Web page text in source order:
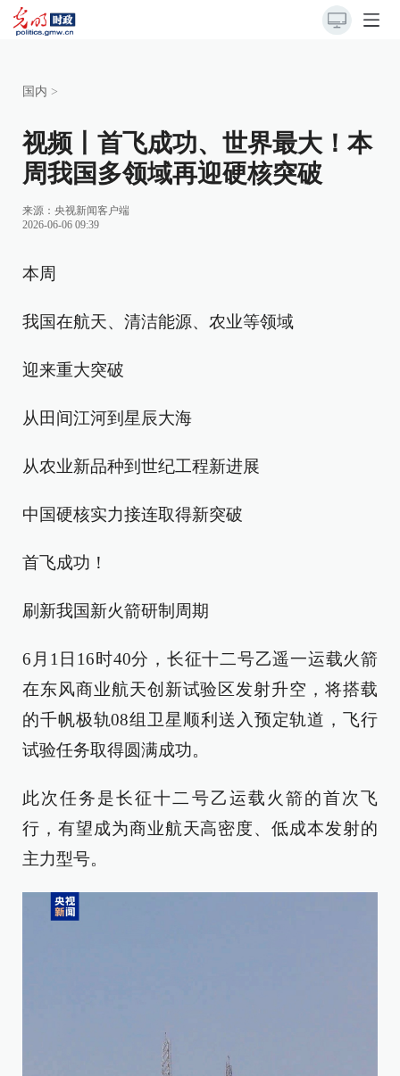
国内 >
视频丨首飞成功、世界最大！本
周我国多领域再迎硬核突破
来源：央视新闻客户端
2026-06-06 09:39
本周
我国在航天、清洁能源、农业等领域
迎来重大突破
从田间江河到星辰大海
从农业新品种到世纪工程新进展
中国硬核实力接连取得新突破
首飞成功！
刷新我国新火箭研制周期
6月1日16时40分，长征十二号乙遥一运载火箭
在东风商业航天创新试验区发射升空，将搭载
的千帆极轨08组卫星顺利送入预定轨道，飞行
试验任务取得圆满成功。
此次任务是长征十二号乙运载火箭的首次飞
行，有望成为商业航天高密度、低成本发射的
主力型号。